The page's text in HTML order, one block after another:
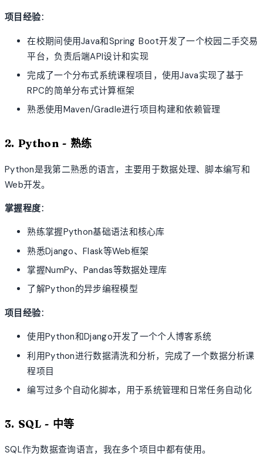
项目经验：
在校期间使用Java和Spring Boot开发了一个校园二手交易
平台，负责后端API设计和实现
完成了一个分布式系统课程项目，使用Java实现了基于
RPC的简单分布式计算框架
熟悉使用Maven/Gradle进行项目构建和依赖管理
2. Python - 熟练
Python是我第二熟悉的语言，主要用于数据处理、脚本编写和
Web开发。
掌握程度：
熟练掌握Python基础语法和核心库
熟悉Django、Flask等Web框架
掌握NumPy、Pandas等数据处理库
了解Python的异步编程模型
项目经验：
使用Python和Django开发了一个个人博客系统
利用Python进行数据清洗和分析，完成了一个数据分析课
程项目
编写过多个自动化脚本，用于系统管理和日常任务自动化
3. SQL - 中等
SQL作为数据查询语言，我在多个项目中都有使用。